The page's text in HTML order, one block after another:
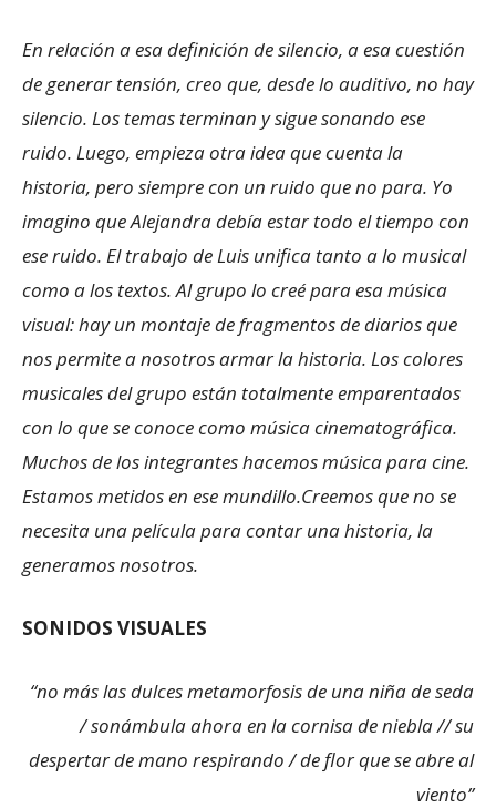
En relación a esa definición de silencio, a esa cuestión
de generar tensión, creo que, desde lo auditivo, no hay
silencio. Los temas terminan y sigue sonando ese
ruido. Luego, empieza otra idea que cuenta la
historia, pero siempre con un ruido que no para. Yo
imagino que Alejandra debía estar todo el tiempo con
ese ruido. El trabajo de Luis unifica tanto a lo musical
como a los textos. Al grupo lo creé para esa música
visual: hay un montaje de fragmentos de diarios que
nos permite a nosotros armar la historia. Los colores
musicales del grupo están totalmente emparentados
con lo que se conoce como música cinematográfica.
Muchos de los integrantes hacemos música para cine.
Estamos metidos en ese mundillo.Creemos que no se
necesita una película para contar una historia, la
generamos nosotros.
SONIDOS VISUALES
“no más las dulces metamorfosis de una niña de seda
/ sonámbula ahora en la cornisa de niebla // su
despertar de mano respirando / de flor que se abre al
viento”